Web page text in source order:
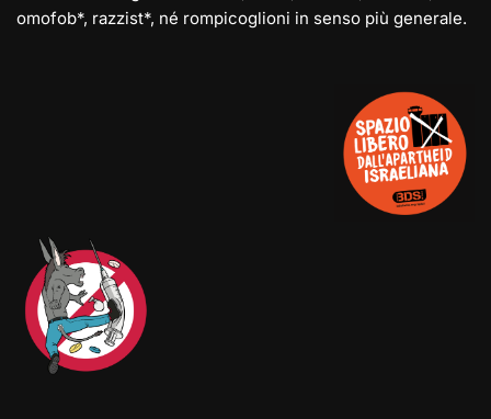
omofob*, razzist*, né rompicoglioni in senso più generale.